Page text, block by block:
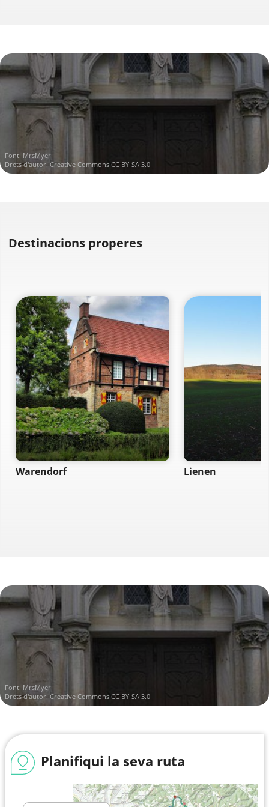
Font: MrsMyer
Drets d'autor: Creative Commons CC BY-SA 3.0
Destinacions properes
Warendorf Lienen
Font: MrsMyer
Drets d'autor: Creative Commons CC BY-SA 3.0
Planifiqui la seva ruta